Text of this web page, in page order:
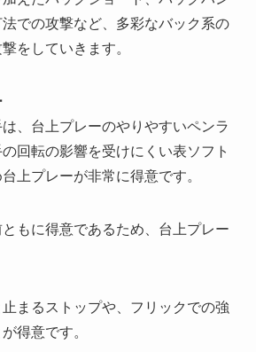
法での攻撃など、多彩なバック系の
をしていきます。
、台上プレーのやりやすいペンラ
回転の影響を受けにくい表ソフト
台上プレーが非常に得意です。
もに得意であるため、台上プレー
まるストップや、フリックでの強
得意です。